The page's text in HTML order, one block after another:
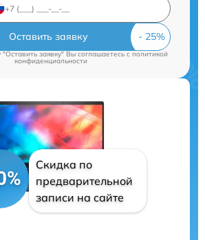
Оставить заявку
заявку" Вы соглашаетесь cполитикой
конфиденциальности
Скидка по
предварительной
записи на сайте